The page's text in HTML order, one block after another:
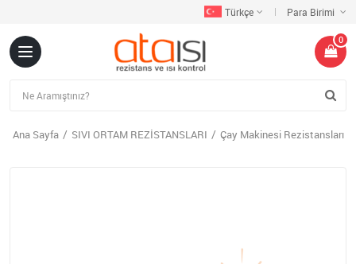
Türkçe Para Birimi
0
Ana Sayfa SIVI ORTAM REZİSTANSLARI Çay Makinesi Rezistansları